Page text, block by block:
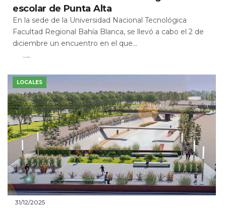
escolar de Punta Alta
En la sede de la Universidad Nacional Tecnológica
Facultad Regional Bahía Blanca, se llevó a cabo el 2 de
diciembre un encuentro en el que...
Leer Más
LOCALES
31/12/2025